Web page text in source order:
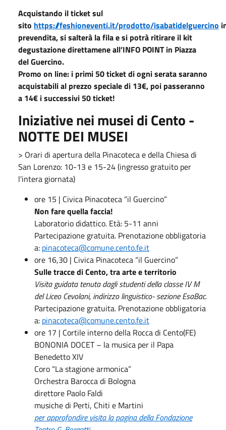
Acquistando il ticket sul
sito https://feshioneventi.it/prodotto/isabatidelguercino
prevendita, si salterà la fila e si potrà ritirare il kit
degustazione direttamene all’INFO POINT in Piazza
del Guercino.
Promo on line: i primi 50 ticket di ogni serata saranno
acquistabili al prezzo speciale di 13€, poi passeranno
a 14€ i successivi 50 ticket!
Iniziative nei musei di Cento -
NOTTE DEI MUSEI
> Orari di apertura della Pinacoteca e della Chiesa di
San Lorenzo: 10-13 e 15-24 (ingresso gratuito per
l'intera giornata)
ore 15 | Civica Pinacoteca “il Guercino”
Non fare quella faccia!
Laboratorio didattico. Età: 5-11 anni
Partecipazione gratuita. Prenotazione obbligatoria
a: pinacoteca@comune.cento.fe.it
ore 16,30 | Civica Pinacoteca “il Guercino”
Sulle tracce di Cento, tra arte e territorio
Visita guidata tenuta dagli studenti della classe IV M
del Liceo Cevolani, indirizzo linguistico- sezione EsaBac.
Partecipazione gratuita. Prenotazione obbligatoria
a: pinacoteca@comune.cento.fe.it
ore 17 | Cortile interno della Rocca di Cento(FE)
BONONIA DOCET – la musica per il Papa
Benedetto XIV
Coro “La stagione armonica”
Orchestra Barocca di Bologna
direttore Paolo Faldi
musiche di Perti, Chiti e Martini
per approfondire visita la pagina della Fondazione